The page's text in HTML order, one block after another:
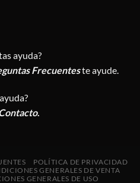
ayuda?
Frecuenteste ayude.
.
POLÍTICA DE PRIVACIDAD
GENERALES DE VENTA
GENERALES DE USO